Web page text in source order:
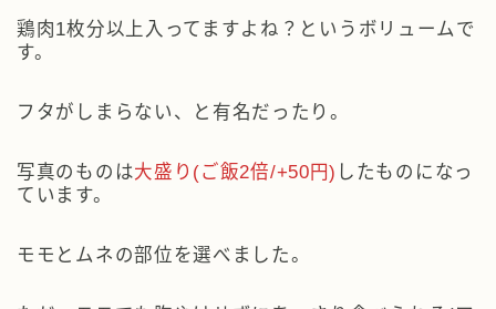
鶏肉1枚分以上入ってますよね？というボリュームで
す。
フタがしまらない、と有名だったり。
写真のものは大盛り(ご飯2倍/+50円) したものになっ
ています。
モモとムネの部位を選べました。